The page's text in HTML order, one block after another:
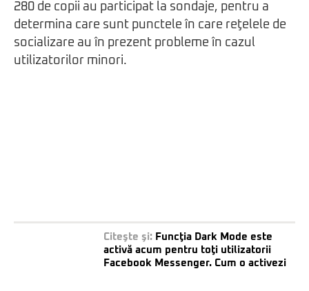
280 de copii au participat la sondaje, pentru a
determina care sunt punctele în care reţelele de
socializare au în prezent probleme în cazul
utilizatorilor minori.
Citeşte şi: Funcţia Dark Mode este
activă acum pentru toţi utilizatorii
Facebook Messenger. Cum o activezi